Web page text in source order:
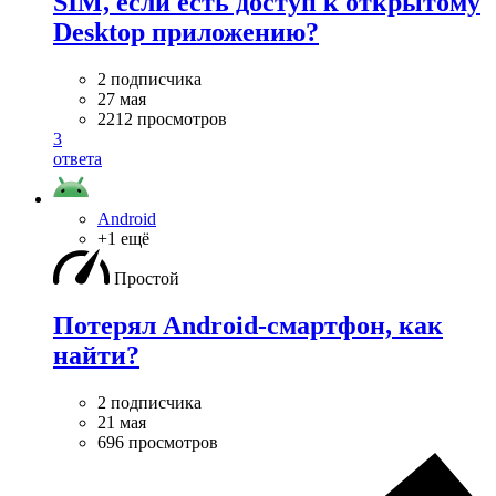
Desktop приложению?
2 подписчика
27 мая
2212 просмотров
3
ответа
Android
+1 ещё
Простой
Потерял Android-смартфон, как
найти?
2 подписчика
21 мая
696 просмотров